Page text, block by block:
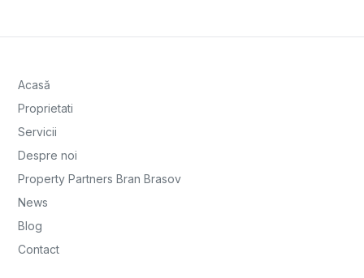
Acasă
Proprietati
Servicii
Despre noi
Property Partners Bran Brasov
News
Blog
Contact